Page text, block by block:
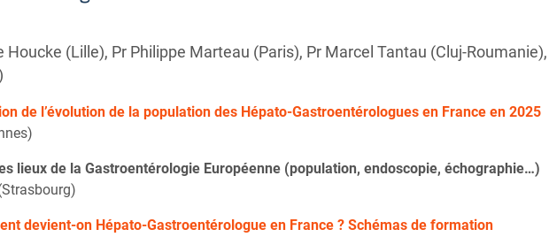
Houcke (Lille), Pr Philippe Marteau (Paris), Pr Marcel Tantau (Cluj-
de l’évolution de la population des Hépato-Gastroentérologues en France en 2025
lieux de la Gastroentérologie Européenne (population, endoscopie, échographie…)
devient-on Hépato-Gastroentérologue en France ? Schémas de formation